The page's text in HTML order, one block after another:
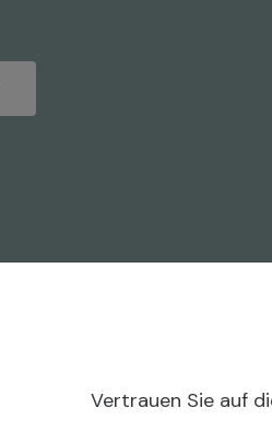
Vertrauen Sie auf